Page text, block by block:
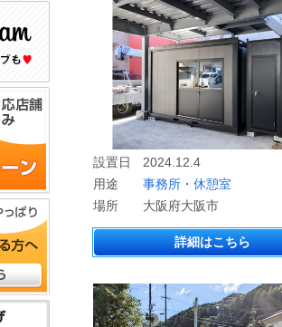
設置日
2024.12.4
用途
事務所・休憩室
場所
大阪府大阪市
詳細はこちら